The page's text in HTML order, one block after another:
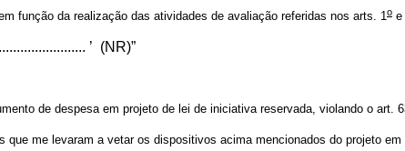
função da realização das atividades de avaliação referidas nos arts. 1o e
’ (NR)”
de despesa em projeto de lei de iniciativa reservada, violando o art.
que me levaram a vetar os dispositivos acima mencionados do projeto